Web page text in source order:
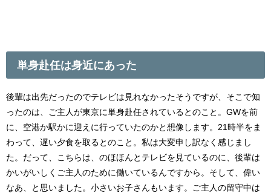
単身赴任は身近にあった
後輩は出先だったのでテレビは見れなかったそうですが、そこで知
ったのは、ご主人が東京に単身赴任されているとのこと。GWを前
に、空港か駅かに迎えに行っていたのかと想像します。21時半をま
わって、遅い夕食を取るとのこと。私は大変申し訳なく感じまし
た。だって、こちらは、のほほんとテレビを見ているのに、後輩は
かいがいしくご主人のために働いているんですから。そして、偉い
なあ、と思いました。小さいお子さんもいます。ご主人の留守中は